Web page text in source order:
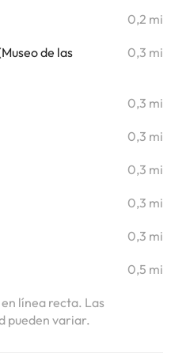
0,2 mi
de las
0,3 mi
0,3 mi
0,3 mi
0,3 mi
0,3 mi
0,3 mi
0,5 mi
línea recta. Las
pueden variar.